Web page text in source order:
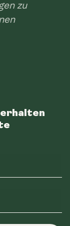
zu